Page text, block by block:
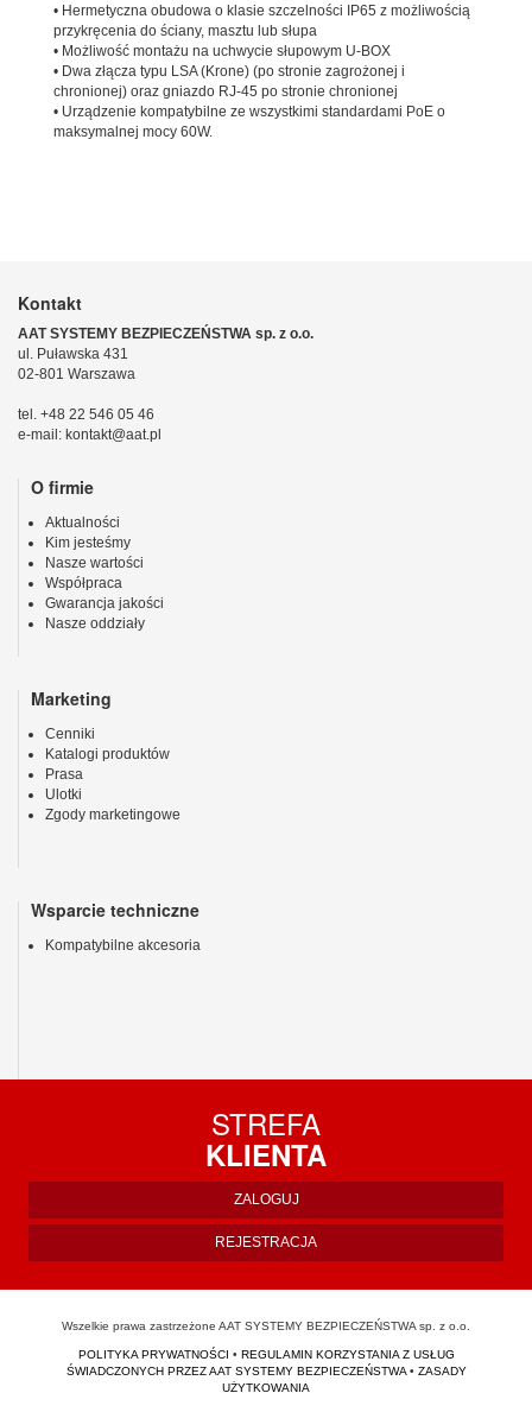
• Hermetyczna obudowa o klasie szczelności IP65 z możliwością
przykręcenia do ściany, masztu lub słupa
• Możliwość montażu na uchwycie słupowym U-BOX
• Dwa złącza typu LSA (Krone) (po stronie zagrożonej i
chronionej) oraz gniazdo RJ-45 po stronie chronionej
• Urządzenie kompatybilne ze wszystkimi standardami PoE o
maksymalnej mocy 60W.
Kontakt
AAT SYSTEMY BEZPIECZEŃSTWA sp. z o.o.
ul. Puławska 431
02-801 Warszawa
tel. +48 22 546 05 46
e-mail: kontakt@aat.pl
O firmie
Aktualności
Kim jesteśmy
Nasze wartości
Współpraca
Gwarancja jakości
Nasze oddziały
Marketing
Cenniki
Katalogi produktów
Prasa
Ulotki
Zgody marketingowe
Wsparcie techniczne
Kompatybilne akcesoria
STREFA
KLIENTA
ZALOGUJ
REJESTRACJA
Wszelkie prawa zastrzeżone AAT SYSTEMY BEZPIECZEŃSTWA sp. z o.o.
POLITYKA PRYWATNOŚCI • REGULAMIN KORZYSTANIA Z USŁUG
ŚWIADCZONYCH PRZEZ AAT SYSTEMY BEZPIECZEŃSTWA• ZASADY
UŻYTKOWANIA